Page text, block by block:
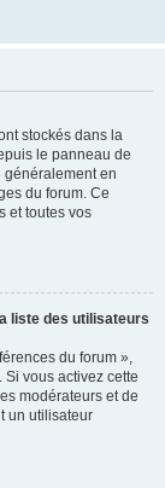
stockés dans la
le panneau de
généralement en
du forum. Ce
et toutes vos
liste des utilisateurs
du forum »,
Si vous activez cette
modérateurs et de
un utilisateur